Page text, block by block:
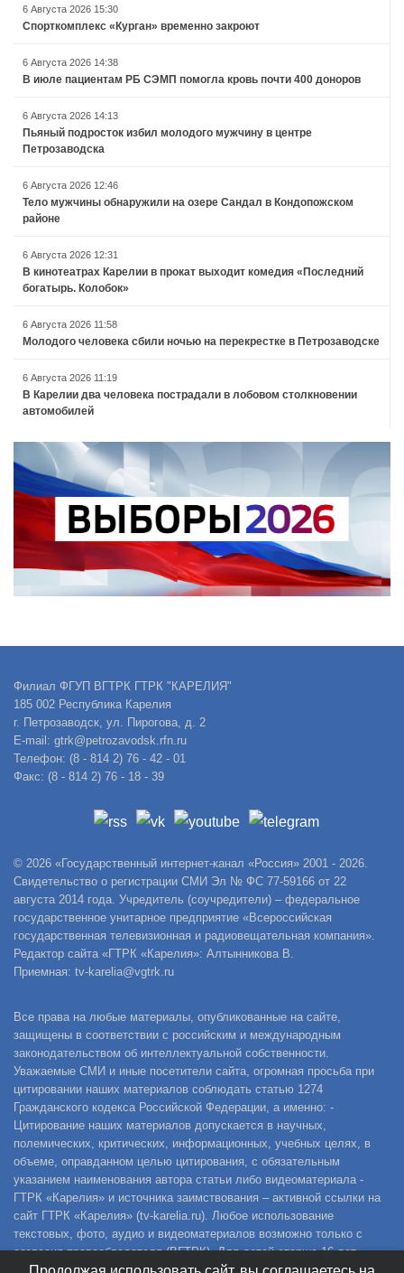
6 Августа 2026 15:30
Спорткомплекс «Курган» временно закроют
6 Августа 2026 14:38
В июле пациентам РБ СЭМП помогла кровь почти 400 доноров
6 Августа 2026 14:13
Пьяный подросток избил молодого мужчину в центре
Петрозаводска
6 Августа 2026 12:46
Тело мужчины обнаружили на озере Сандал в Кондопожском
районе
6 Августа 2026 12:31
В кинотеатрах Карелии в прокат выходит комедия «Последний
богатырь. Колобок»
6 Августа 2026 11:58
Молодого человека сбили ночью на перекрестке в Петрозаводске
6 Августа 2026 11:19
В Карелии два человека пострадали в лобовом столкновении
автомобилей
Филиал ФГУП ВГТРК ГТРК "КАРЕЛИЯ"
185 002 Республика Карелия
г. Петрозаводск, ул. Пирогова, д. 2
E-mail: gtrk@petrozavodsk.rfn.ru
Телефон: (8 - 814 2) 76 - 42 - 01
Факс: (8 - 814 2) 76 - 18 - 39
© 2026 «Государственный интернет-канал «Россия» 2001 - 2026.
Свидетельство о регистрации СМИ Эл № ФС 77-59166 от 22
августа 2014 года. Учредитель (соучредители) – федеральное
государственное унитарное предприятие «Всероссийская
государственная телевизионная и радиовещательная компания».
Редактор сайта «ГТРК «Карелия»: Алтынникова В.
Приемная: tv-karelia@vgtrk.ru
Все права на любые материалы, опубликованные на сайте,
защищены в соответствии с российским и международным
законодательством об интеллектуальной собственности.
Уважаемые СМИ и иные посетители сайта, огромная просьба при
цитировании наших материалов соблюдать статью 1274
Гражданского кодекса Российской Федерации, а именно: -
Цитирование наших материалов допускается в научных,
полемических, критических, информационных, учебных целях, в
объеме, оправданном целью цитирования, с обязательным
указанием наименования автора статьи либо видеоматериала -
ГТРК «Карелия» и источника заимствования – активной ссылки на
сайт ГТРК «Карелия» (tv-karelia.ru). Любое использование
текстовых, фото, аудио и видеоматериалов возможно только с
согласия правообладателя (ВГТРК). Для детей старше 16 лет.